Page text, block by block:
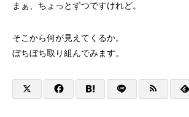
まぁ、ちょっとずつですけれど。
そこから何が見えてくるか。
ぼちぼち取り組んでみます。